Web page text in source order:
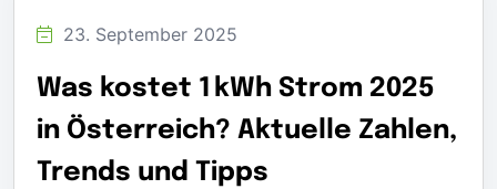
23. September 2025
Was kostet 1 kWh Strom 2025
in Österreich? Aktuelle Zahlen,
Trends und Tipps